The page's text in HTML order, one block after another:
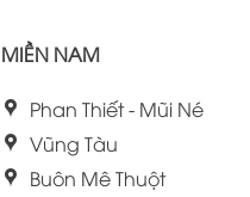
MIỀN NAM
Phan Thiết - Mũi Né
Vũng Tàu
Buôn Mê Thuột